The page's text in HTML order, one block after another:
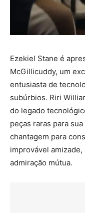
Ezekiel Stane é
McGillicuddy, um
entusiasta de
subúrbios. Riri
do legado
peças raras para
chantagem para
improvável
admiração mútua.